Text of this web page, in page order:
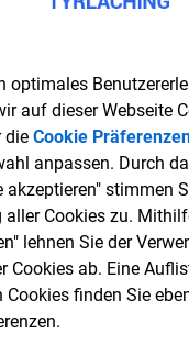
wird.
optimales
auf dieser Webseite
die Cookie
anpassen. Durch
akzeptieren" stimmen
aller Cookies zu.
lehnen Sie der
Cookies ab. Eine
Cookies finden Sie